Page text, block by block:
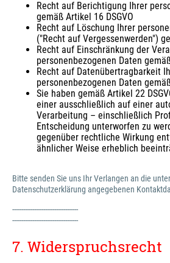
Recht auf Berichtigung Ihrer
gemäß Artikel 16 DSGVO
Recht auf Löschung Ihrer
("Recht auf Vergessenwerden")
Recht auf Einschränkung der
personenbezogenen Daten
Recht auf Datenübertragbarkeit
personenbezogenen Daten
Sie haben gemäß Artikel 22
einer ausschließlich auf einer
Verarbeitung – einschließlich
Entscheidung unterworfen zu
gegenüber rechtliche Wirkung
ähnlicher Weise erheblich
Bitte senden Sie uns Ihr Verlangen an die
Datenschutzerklärung angegebenen
------------------------------------
------------------------------------
7. Widerspruchsrecht